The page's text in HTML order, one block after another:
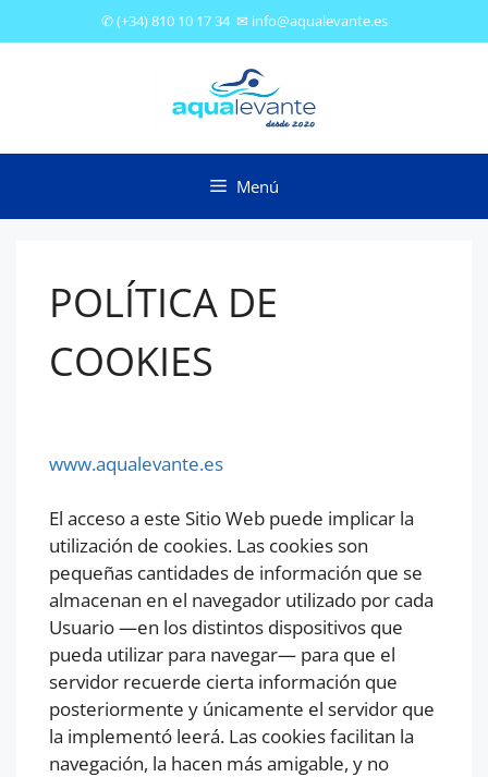
✆(+34) 810 10 17 34✉ info@aqualevante.es
Menú
POLÍTICA DE
COOKIES
www.aqualevante.es
El acceso a este Sitio Web puede implicar la
utilización de cookies. Las cookies son
pequeñas cantidades de información que se
almacenan en el navegador utilizado por cada
Usuario —en los distintos dispositivos que
pueda utilizar para navegar— para que el
servidor recuerde cierta información que
posteriormente y únicamente el servidor que
la implementó leerá. Las cookies facilitan la
navegación, la hacen más amigable, y no